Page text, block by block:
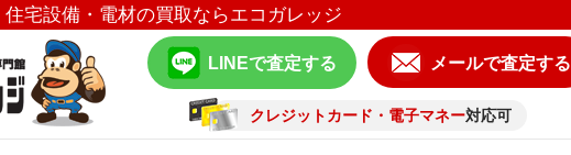
宅設備・電材の買取ならエコガレッジ
LINEで査定する メールで査定する
クレジットカード・電子マネー対応可